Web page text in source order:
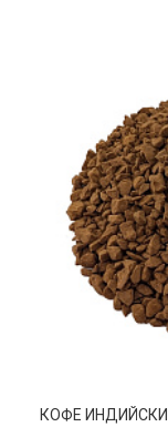
КОФЕ